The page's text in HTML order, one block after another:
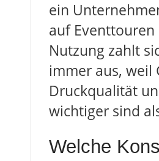
ein
auf
Nutzung zahlt
immer aus, weil
Druckqualität
wichtiger sind
Welche